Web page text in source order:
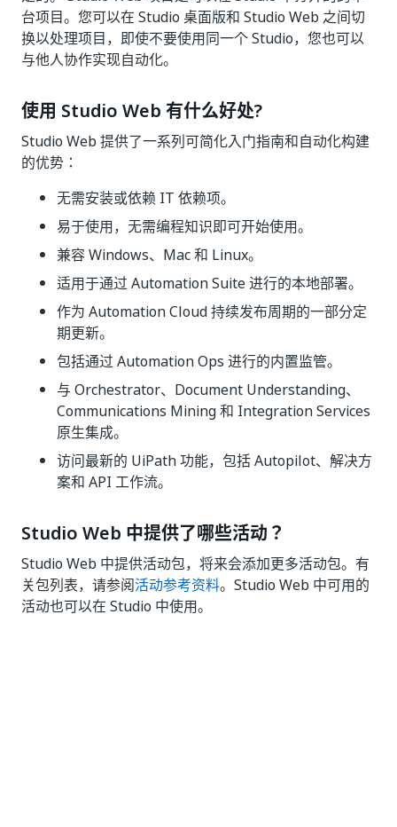
台项目。您可以在 Studio 桌面版和 Studio Web 之间切
换以处理项目，即使不要使用同一个 Studio，您也可以
与他人协作实现自动化。
使用 Studio Web 有什么好处?
Studio Web 提供了一系列可简化入门指南和自动化构建
的优势：
无需安装或依赖 IT 依赖项。
易于使用，无需编程知识即可开始使用。
兼容 Windows、Mac 和 Linux。
适用于通过 Automation Suite 进行的本地部署。
作为 Automation Cloud 持续发布周期的一部分定
期更新。
包括通过 Automation Ops 进行的内置监管。
与 Orchestrator、Document Understanding、
Communications Mining 和 Integration Services
原生集成。
访问最新的 UiPath 功能，包括 Autopilot、解决方
案和 API 工作流。
Studio Web 中提供了哪些活动？
Studio Web 中提供活动包，将来会添加更多活动包。有
关包列表，请参阅活动参考资料。Studio Web 中可用的
活动也可以在 Studio 中使用。